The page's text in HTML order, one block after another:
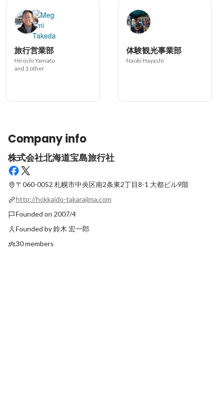
旅行営業部
Hiroshi Yamato
and 1 other
体験観光事業部
Naoki Hayashi
Company info
株式会社北海道宝島旅行社
〒060-0052 札幌市中央区南2条東2丁目8-1 大都ビル9階
http://hokkaido-takarajima.com
Founded on 2007/4
Founded by 鈴木 宏一郎
30 members